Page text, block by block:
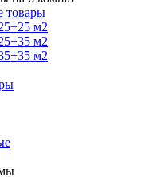
товары
м2
м2
м2